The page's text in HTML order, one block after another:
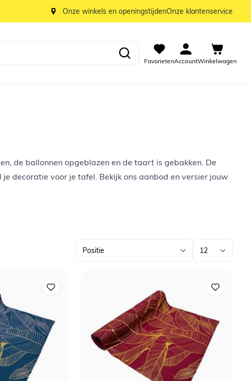
Onze winkels en openingstijdenOnze klantenservice
FavorietenAccountWinkelwagen
de ballonnen opgeblazen en de taart is gebakken. De
decoratie voor je tafel. Bekijk ons aanbod en versier jouw